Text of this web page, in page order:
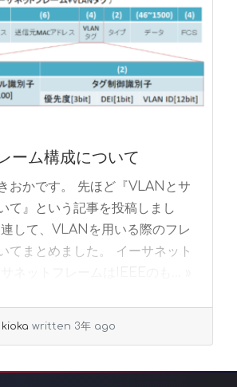
ーム構成について
おかです。 先ほど『VLANとサ
て』という記事を投稿しまし
して、VLANを用いる際のフレ
てまとめました。 イーサネット
kioka written 3年 ago